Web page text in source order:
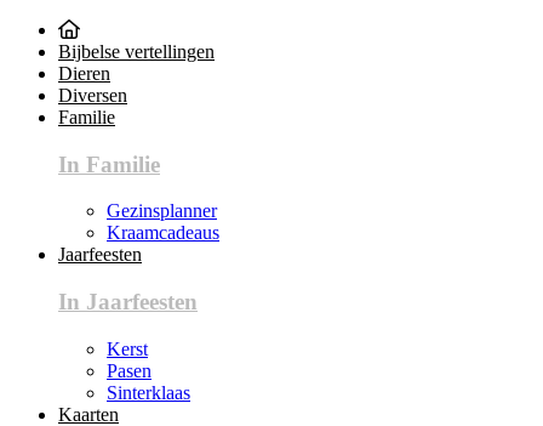
Bijbelse vertellingen
Dieren
Diversen
Familie
In Familie
Gezinsplanner
Kraamcadeaus
Jaarfeesten
In Jaarfeesten
Kerst
Pasen
Sinterklaas
Kaarten